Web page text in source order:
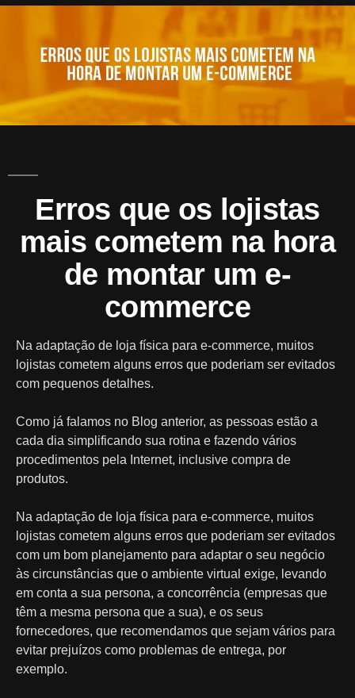
Erros que os lojistas
mais cometem na hora
de montar um e-
commerce
Na adaptação de loja física para e-commerce, muitos
lojistas cometem alguns erros que poderiam ser evitados
com pequenos detalhes.
Como já falamos no Blog anterior, as pessoas estão a
cada dia simplificando sua rotina e fazendo vários
procedimentos pela Internet, inclusive compra de
produtos.
Na adaptação de loja física para e-commerce, muitos
lojistas cometem alguns erros que poderiam ser evitados
com um bom planejamento para adaptar o seu negócio
às circunstâncias que o ambiente virtual exige, levando
em conta a sua persona, a concorrência (empresas que
têm a mesma persona que a sua), e os seus
fornecedores, que recomendamos que sejam vários para
evitar prejuízos como problemas de entrega, por
exemplo.